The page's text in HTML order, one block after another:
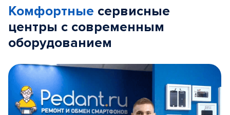
Комфортные сервисные
центры с современным
оборудованием